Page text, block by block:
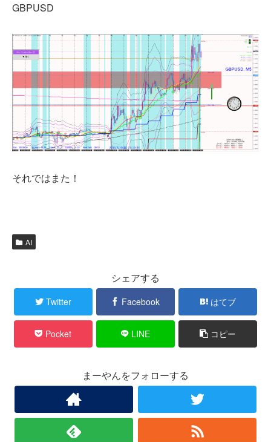
GBPUSD
それではまた！
AI
シェアする
Twitter Facebook はてブ
Pocket LINE コピー
まーやんをフォローする